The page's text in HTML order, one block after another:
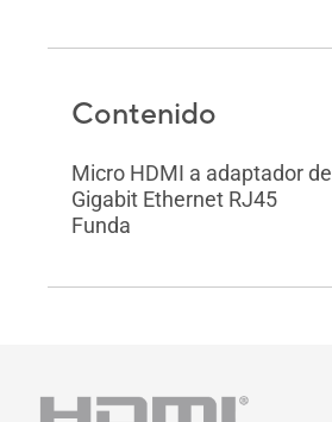
Contenido
Micro HDMI a adaptador de
Gigabit Ethernet RJ45
Funda